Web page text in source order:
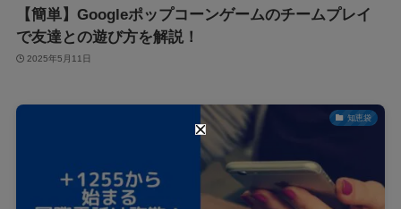
【簡単】Googleポップコーンゲームのチームプレイ
で友達との遊び方を解説！
2025年5月11日
知恵袋